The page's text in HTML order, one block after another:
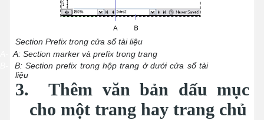
Section Prefix trong cửa sổ tài liệu
A: Section marker và prefix trong trang
B: Section prefix trong hộp trang ở dưới cửa sổ tài
liệu
3.
Thêm văn bản dấu mục
cho một trang hay trang chủ